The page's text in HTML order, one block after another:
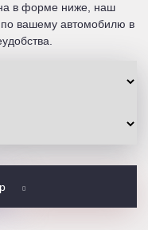
в форме ниже, наш
вашему автомобилю в